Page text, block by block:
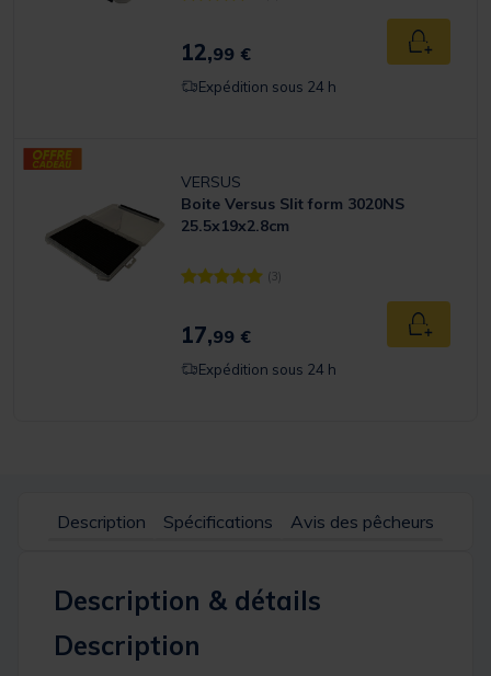
12,99 € Ajouter
Expédition sous 24 h
VERSUS
Boite Versus Slit form 3020NS
25.5x19x2.8cm
[object Object] out of 5 Customer Rating
(3)
17,99 € Ajouter
Expédition sous 24 h
Description Spécifications Avis des pêcheurs
Description & détails
Description